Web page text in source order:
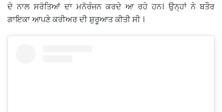
ਦੇ ਨਾਲ ਸਰੋਤਿਆਂ ਦਾ ਮਨੋਰੰਜਨ ਕਰਦੇ ਆ ਰਹੇ ਹਨ। ਉਨ੍ਹਾਂ ਨੇ ਬਤੌਰ
ਗਾਇਕਾ ਆਪਣੇ ਕਰੀਅਰ ਦੀ ਸ਼ੁਰੂਆਤ ਕੀਤੀ ਸੀ ।